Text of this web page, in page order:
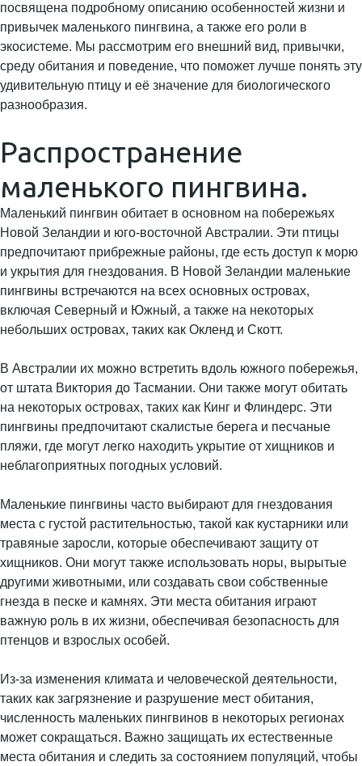
посвящена подробному описанию особенностей жизни и
привычек маленького пингвина, а также его роли в
экосистеме. Мы рассмотрим его внешний вид, привычки,
среду обитания и поведение, что поможет лучше понять эту
удивительную птицу и её значение для биологического
разнообразия.
Распространение
маленького пингвина.
Маленький пингвин обитает в основном на побережьях
Новой Зеландии и юго-восточной Австралии. Эти птицы
предпочитают прибрежные районы, где есть доступ к морю
и укрытия для гнездования. В Новой Зеландии маленькие
пингвины встречаются на всех основных островах,
включая Северный и Южный, а также на некоторых
небольших островах, таких как Окленд и Скотт.
В Австралии их можно встретить вдоль южного побережья,
от штата Виктория до Тасмании. Они также могут обитать
на некоторых островах, таких как Кинг и Флиндерс. Эти
пингвины предпочитают скалистые берега и песчаные
пляжи, где могут легко находить укрытие от хищников и
неблагоприятных погодных условий.
Маленькие пингвины часто выбирают для гнездования
места с густой растительностью, такой как кустарники или
травяные заросли, которые обеспечивают защиту от
хищников. Они могут также использовать норы, вырытые
другими животными, или создавать свои собственные
гнезда в песке и камнях. Эти места обитания играют
важную роль в их жизни, обеспечивая безопасность для
птенцов и взрослых особей.
Из-за изменения климата и человеческой деятельности,
таких как загрязнение и разрушение мест обитания,
численность маленьких пингвинов в некоторых регионах
может сокращаться. Важно защищать их естественные
места обитания и следить за состоянием популяций, чтобы